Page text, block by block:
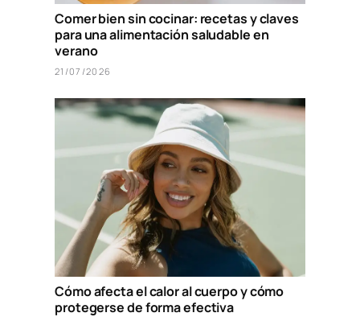
Comer bien sin cocinar: recetas y claves
para una alimentación saludable en
verano
21/07/2026
Cómo afecta el calor al cuerpo y cómo
protegerse de forma efectiva